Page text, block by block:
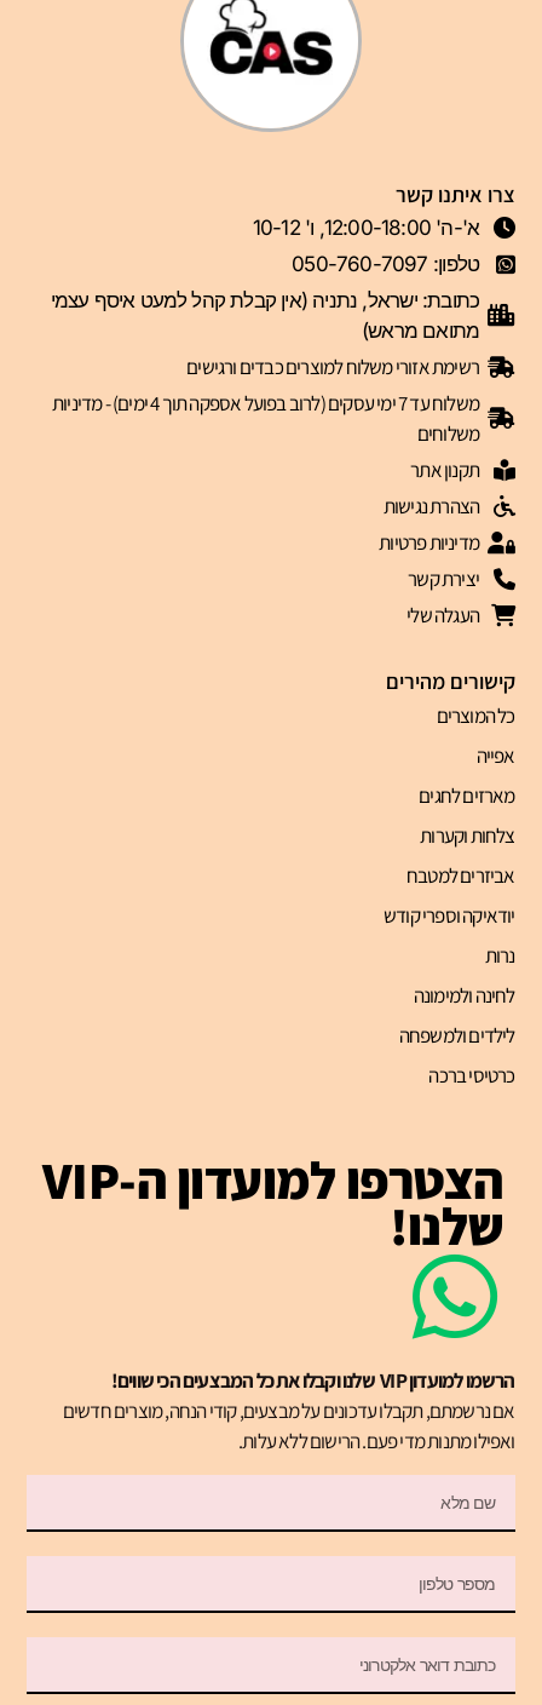
קישורים מהירים
כל המוצרים
אפייה
מארזים לחגים
צלחות וקערות
אביזרים למטבח
יודאיקה וספרי קודש
נרות
לחינה ולמימונה
לילדים ולמשפחה
כרטיסי ברכה
צרו איתנו קשר
א'-ה' 12:00-18:00, ו' 10-12
טלפון: 050-760-7097
כתובת: ישראל, נתניה (אין קבלת קהל למעט איסף עצמי
מתואם מראש)
רשימת אזורי משלוח למוצרים כבדים ורגישים
משלוח עד 7 ימי עסקים (לרוב בפועל אספקה תוך 4 ימים) - מדיניות
משלוחים
תקנון אתר
הצהרת נגישות
מדיניות פרטיות
יצירת קשר
העגלה שלי
הצטרפו למועדון ה-VIP
שלנו!
הרשמו למועדון VIP שלנו וקבלו את כל המבצעים הכי שווים!
אם נרשמתם, תקבלו עדכונים על מבצעים, קודי הנחה, מוצרים חדשים
ואפילו מתנות מדי פעם. הרישום ללא עלות.